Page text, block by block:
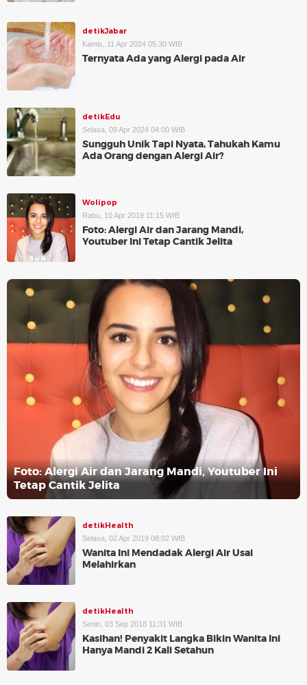
detikJabar
Kamis, 11 Apr 2024 05:30 WIB
Ternyata Ada yang Alergi pada Air
detikEdu
Selasa, 09 Apr 2024 04:00 WIB
Sungguh Unik Tapi Nyata, Tahukah Kamu
Ada Orang dengan Alergi Air?
Wolipop
Rabu, 10 Apr 2019 11:15 WIB
Foto: Alergi Air dan Jarang Mandi,
Youtuber Ini Tetap Cantik Jelita
Foto: Alergi Air dan Jarang Mandi, Youtuber Ini
Tetap Cantik Jelita
detikHealth
Selasa, 02 Apr 2019 08:02 WIB
Wanita Ini Mendadak Alergi Air Usai
Melahirkan
detikHealth
Senin, 03 Sep 2018 11:31 WIB
Kasihan! Penyakit Langka Bikin Wanita Ini
Hanya Mandi 2 Kali Setahun